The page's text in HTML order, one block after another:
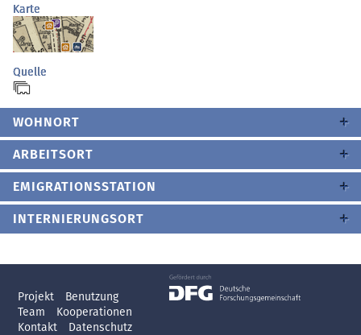
Karte
Quelle
WOHNORT
ARBEITSORT
EMIGRATIONSSTATION
INTERNIERUNGSORT
Projekt
Benutzung
Team
Kooperationen
Kontakt
Datenschutz